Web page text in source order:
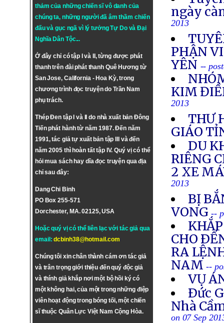
thảm của những chiến sĩ vô danh của
chúng ta, những người đã âm thầm chiến
đấu và gục ngã vì lý tưởngTự DovàĐại
Nghĩa Dân Tộc...
Ở đây chỉ có tập I và II, từng được phát
thanh trên đài phát thanh Quê Hương từ
San Jose, California - Hoa Kỳ, trong
chương trình đọc truyện do Trần Nam
phụ trách.
Thép Đen tập I và II do nhà xuất bản Đông
Tiến phát hành từ năm 1987. Đến năm
1991, tác giả tự xuất bản tập III và đến
năm 2005 thì hoàn tất tập IV. Quý vị có thể
hỏi mua sách hay dĩa đọc truyện qua địa
chỉ sau đây:
Dang Chi Binh
PO Box 255-571
Dorchester, MA. 02125, USA
Hoặc quý vị có thể liên lạc với tác giả qua
email:dcbinh38@hotmail.com
Chúng tôi xin chân thành cám ơn tác giả
và trân trọng giới thiệu đến quý độc giả
và thính giả khắp nơi một bộ hồi ký có
một không hai, của một trong những điệp
viên hoạt động trong bóng tối, một chiến
sĩ thuộc Quân Lực Việt Nam Cộng Hòa.
ngày
2013
PHẬN
YÊN --
KIM
2013
THƯ
GIÁO
DU
RIÊNG
2 XE
2013
BỊ
VONG --
CHO
RA
NAM--
VỤ
Ðức
Nhà